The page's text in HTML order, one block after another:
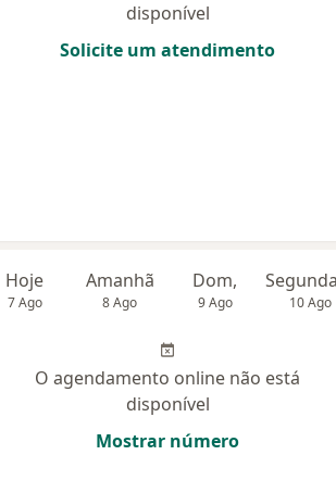
disponível
Solicite um atendimento
Hoje
7 Ago
Amanhã
8 Ago
Dom,
9 Ago 10 Ago
O agendamento online não está
disponível
Mostrar número